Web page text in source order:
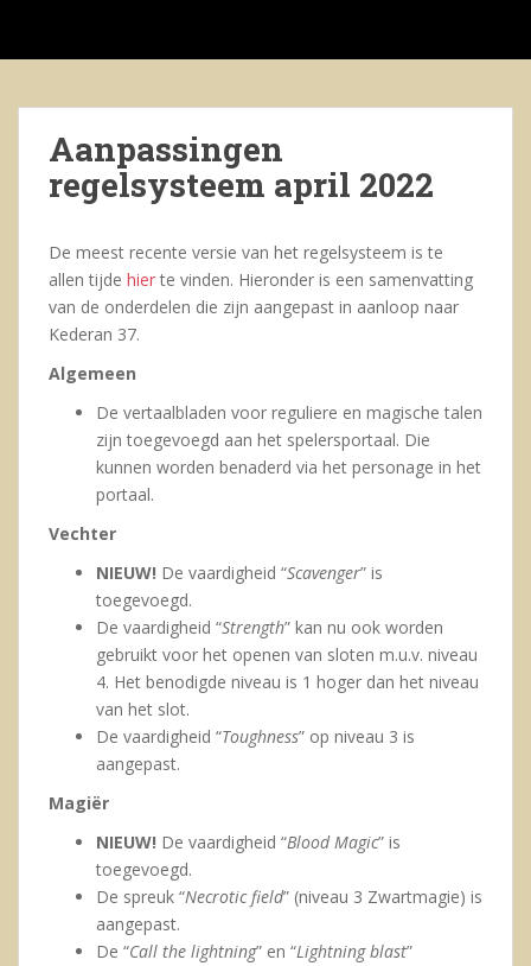
i
Aanpassingen
regelsysteem april 2022
De meest recente versie van het regelsysteem is te
allen tijde hier te vinden. Hieronder is een samenvatting
van de onderdelen die zijn aangepast in aanloop naar
Kederan 37.
Algemeen
De vertaalbladen voor reguliere en magische talen
zijn toegevoegd aan het spelersportaal. Die
kunnen worden benaderd via het personage in het
portaal.
Vechter
NIEUW! De vaardigheid “Scavenger” is
toegevoegd.
De vaardigheid “Strength” kan nu ook worden
gebruikt voor het openen van sloten m.u.v. niveau
4. Het benodigde niveau is 1 hoger dan het niveau
van het slot.
De vaardigheid “Toughness” op niveau 3 is
aangepast.
Magiër
NIEUW! De vaardigheid “Blood Magic” is
toegevoegd.
De spreuk “Necrotic field” (niveau 3 Zwartmagie) is
aangepast.
De “Call the lightning” en “Lightning blast”